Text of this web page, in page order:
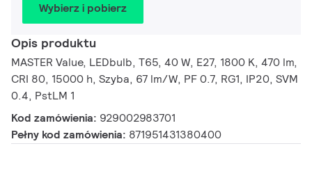
Wybierz i pobierz
Opis produktu
MASTER Value, LEDbulb, T65, 40 W, E27, 1800 K, 470 lm,
CRI 80, 15000 h, Szyba, 67 lm/W, PF 0.7, RG1, IP20, SVM
0.4, PstLM 1
Kod zamówienia: 929002983701
Pełny kod zamówienia: 871951431380400